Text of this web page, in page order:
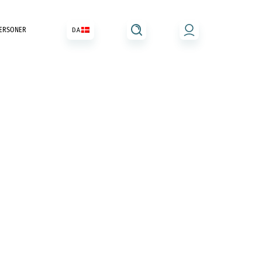
D.A.